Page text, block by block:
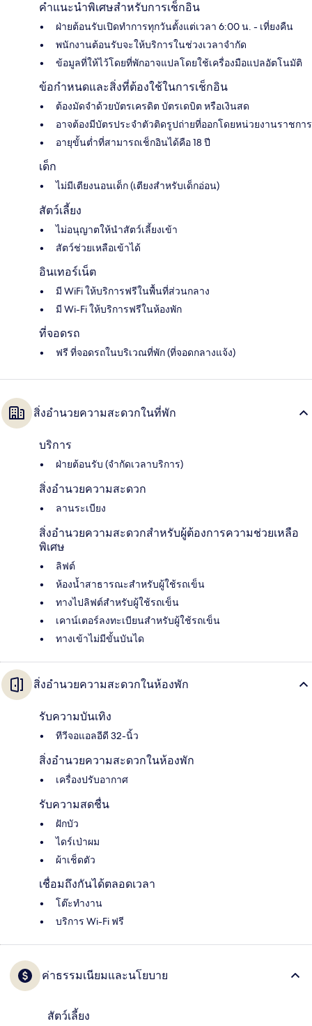
คำแนะนำพิเศษสำหรับการเช็กอิน
ฝ่ายต้อนรับเปิดทำการทุกวันตั้งแต่เวลา 6:00 น. - เที่ยงคืน
พนักงานต้อนรับจะให้บริการในช่วงเวลาจำกัด
ข้อมูลที่ให้ไว้โดยที่พักอาจแปลโดยใช้เครื่องมือแปลอัตโนมัติ
ข้อกำหนดและสิ่งที่ต้องใช้ในการเช็กอิน
ต้องมัดจำด้วยบัตรเครดิต บัตรเดบิต หรือเงินสด
อาจต้องมีบัตรประจำตัวติดรูปถ่ายที่ออกโดยหน่วยงานราชการ
อายุขั้นต่ำที่สามารถเช็กอินได้คือ 18 ปี
เด็ก
ไม่มีเตียงนอนเด็ก (เตียงสำหรับเด็กอ่อน)
สัตว์เลี้ยง
ไม่อนุญาตให้นำสัตว์เลี้ยงเข้า
สัตว์ช่วยเหลือเข้าได้
อินเทอร์เน็ต
มี WiFi ให้บริการฟรีในพื้นที่ส่วนกลาง
มี Wi-Fi ให้บริการฟรีในห้องพัก
ที่จอดรถ
ฟรี ที่จอดรถในบริเวณที่พัก (ที่จอดกลางแจ้ง)
สิ่งอำนวยความสะดวกในที่พัก
บริการ
ฝ่ายต้อนรับ (จำกัดเวลาบริการ)
สิ่งอำนวยความสะดวก
ลานระเบียง
สิ่งอำนวยความสะดวกสำหรับผู้ต้องการความช่วยเหลือ
พิเศษ
ลิฟต์
ห้องน้ำสาธารณะสำหรับผู้ใช้รถเข็น
ทางไปลิฟต์สำหรับผู้ใช้รถเข็น
เคาน์เตอร์ลงทะเบียนสำหรับผู้ใช้รถเข็น
ทางเข้าไม่มีขั้นบันได
สิ่งอำนวยความสะดวกในห้องพัก
รับความบันเทิง
ทีวีจอแอลอีดี 32-นิ้ว
สิ่งอำนวยความสะดวกในห้องพัก
เครื่องปรับอากาศ
รับความสดชื่น
ฝักบัว
ไดร์เป่าผม
ผ้าเช็ดตัว
เชื่อมถึงกันได้ตลอดเวลา
โต๊ะทำงาน
บริการ Wi-Fi ฟรี
ค่าธรรมเนียมและนโยบาย
สัตว์เลี้ยง